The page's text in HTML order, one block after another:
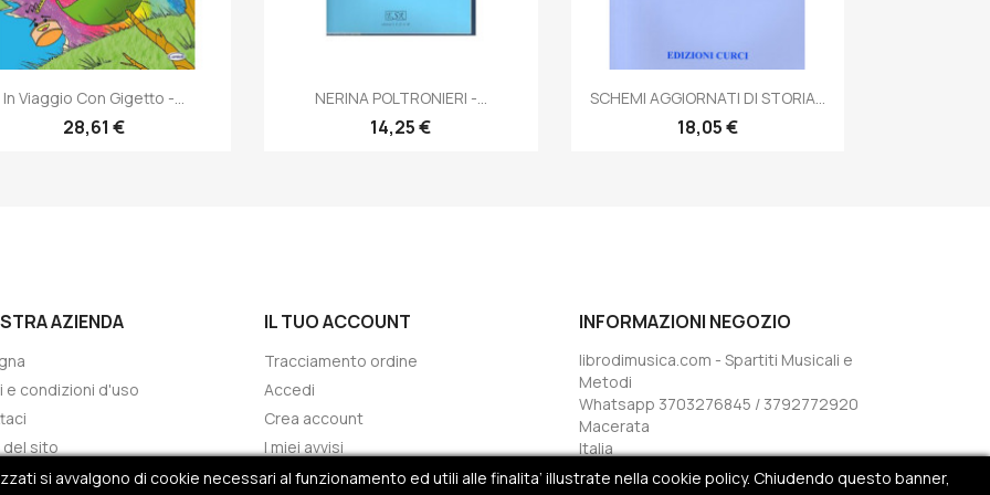
Anteprima
In Viaggio Con Gigetto -...
28,61 €
 Anteprima
NERINA POLTRONIERI -...
14,25 €
Anteprima
SCHEMI AGGIORNATI DI STORIA...
18,05 €
AZIENDA
e condizioni d'uso
del sito
IL TUO ACCOUNT
Tracciamento ordine
Accedi
Crea account
I miei avvisi
INFORMAZIONI NEGOZIO
librodimusica.com - Spartiti Musicali e
Metodi
Whatsapp 3703276845 / 3792772920
Macerata
Italia
Inviaci un'e-mail:
si avvalgono di cookie necessari al funzionamento ed utili alle finalita’ illustrate nella cookie policy. Chiudendo questo banner,